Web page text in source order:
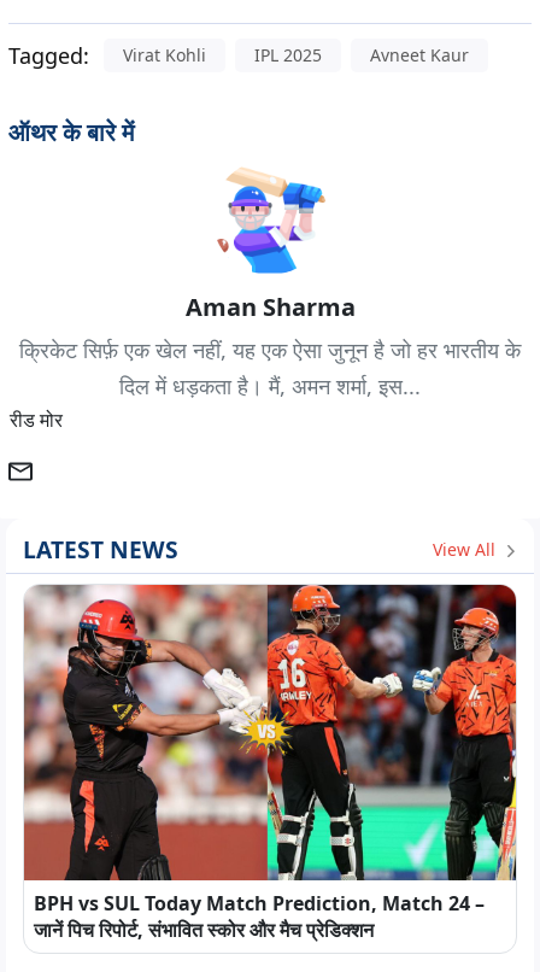
Tagged: Virat Kohli IPL 2025 Avneet Kaur
ऑथर के बारे में
Aman Sharma
क्रिकेट सिर्फ़ एक खेल नहीं, यह एक ऐसा जुनून है जो हर भारतीय के
दिल में धड़कता है। मैं, अमन शर्मा, इस...
रीड मोर
LATEST NEWS View All
BPH vs SUL Today Match Prediction, Match 24 –
जानें पिच रिपोर्ट, संभावित स्कोर और मैच प्रेडिक्शन